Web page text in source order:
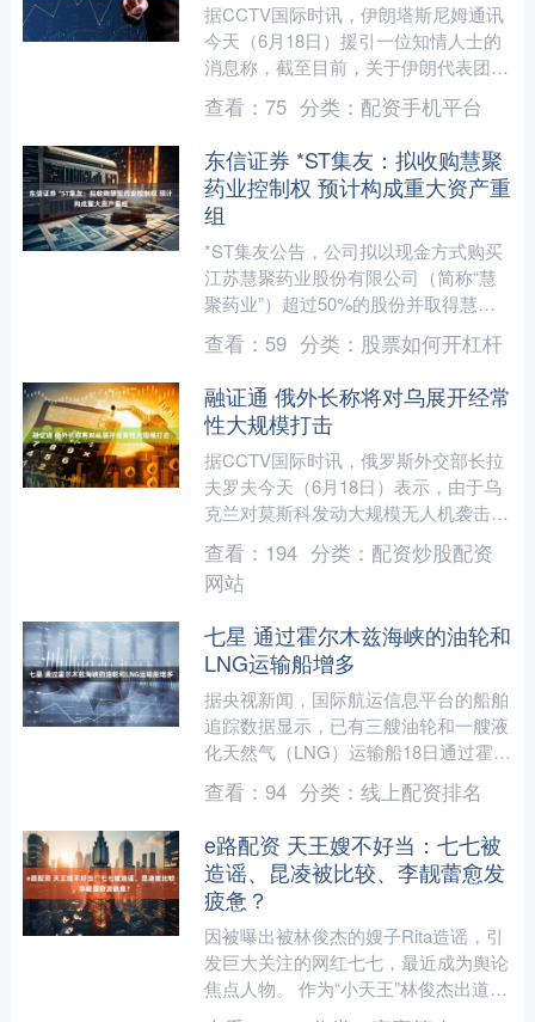
据CCTV国际时讯，伊朗塔斯尼姆通讯
今天（6月18日）援引一位知情人士的
消息称，截至目前，关于伊朗代表团前
往瑞士的任何事项都尚未最终确定，相
关评估与磋商也尚未完....
查看： 75 分类： 配资手机平台
东信证券 *ST集友：拟收购慧聚
药业控制权 预计构成重大资产重
组
*ST集友公告，公司拟以现金方式购买
江苏慧聚药业股份有限公司（简称“慧
聚药业”）超过50%的股份并取得慧聚
药业的控制权。交易完成后，慧聚药业
将成为公司的控股子公....
查看： 59 分类： 股票如何开杠杆
融证通 俄外长称将对乌展开经常
性大规模打击
据CCTV国际时讯，俄罗斯外交部长拉
夫罗夫今天（6月18日）表示，由于乌
克兰对莫斯科发动大规模无人机袭击，
俄罗斯将对乌克兰发动“经常性的大规
模协同打击”。 举报....
查看： 194 分类： 配资炒股配资
网站
七星 通过霍尔木兹海峡的油轮和
LNG运输船增多
据央视新闻，国际航运信息平台的船舶
追踪数据显示，已有三艘油轮和一艘液
化天然气（LNG）运输船18日通过霍尔
木兹海峡。不过，伊朗方面有消息称，
船舶通行霍尔木兹海峡....
查看： 94 分类： 线上配资排名
e路配资 天王嫂不好当：七七被
造谣、昆凌被比较、李靓蕾愈发
疲惫？
因被曝出被林俊杰的嫂子Rita造谣，引
发巨大关注的网红七七，最近成为舆论
焦点人物。 作为“小天王”林俊杰出道以
来为数不多的、亲自盖章的女友，她一